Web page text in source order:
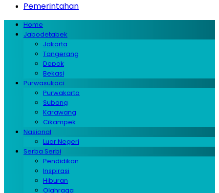
Pemerintahan
Home
Jabodetabek
Jakarta
Tangerang
Depok
Bekasi
Purwasukaci
Purwakarta
Subang
Karawang
Cikampek
Nasional
Luar Negeri
Serba Serbi
Pendidikan
Inspirasi
Hiburan
Olahraga